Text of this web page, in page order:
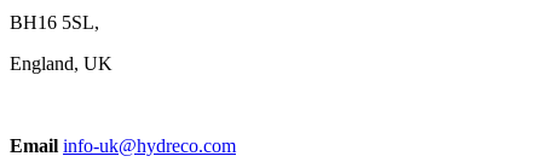
BH16 5SL,
England, UK
Email info-uk@hydreco.com